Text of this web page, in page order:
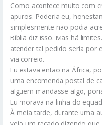
Como acontece muito com
apuros. Poderia eu,
simplesmente não podia
Bíblia diz isso. Mas há
atender tal pedido seria por
via correio.
Eu estava então na África,
uma encomenda postal de
alguém mandasse algo,
Eu morava na linha do
À meia tarde, durante uma